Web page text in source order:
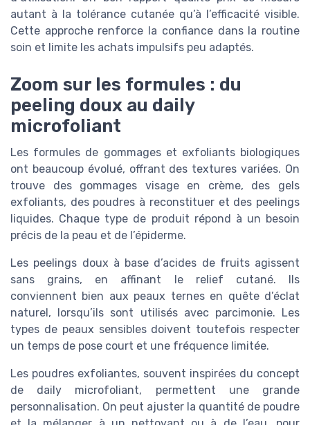
autant à la tolérance cutanée qu’à l’efficacité visible.
Cette approche renforce la confiance dans la routine
soin et limite les achats impulsifs peu adaptés.
Zoom sur les formules : du
peeling doux au daily
microfoliant
Les formules de gommages et exfoliants biologiques
ont beaucoup évolué, offrant des textures variées. On
trouve des gommages visage en crème, des gels
exfoliants, des poudres à reconstituer et des peelings
liquides. Chaque type de produit répond à un besoin
précis de la peau et de l’épiderme.
Les peelings doux à base d’acides de fruits agissent
sans grains, en affinant le relief cutané. Ils
conviennent bien aux peaux ternes en quête d’éclat
naturel, lorsqu’ils sont utilisés avec parcimonie. Les
types de peaux sensibles doivent toutefois respecter
un temps de pose court et une fréquence limitée.
Les poudres exfoliantes, souvent inspirées du concept
de daily microfoliant, permettent une grande
personnalisation. On peut ajuster la quantité de poudre